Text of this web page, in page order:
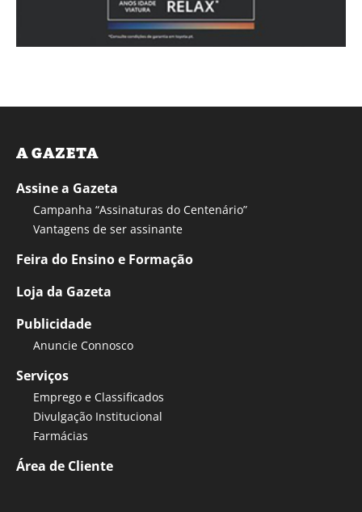
A GAZETA
Assine a Gazeta
Campanha “Assinaturas do Centenário”
Vantagens de ser assinante
Feira do Ensino e Formação
Loja da Gazeta
Publicidade
Anuncie Connosco
Serviços
Emprego e Classificados
Divulgação Institucional
Farmácias
Área de Cliente